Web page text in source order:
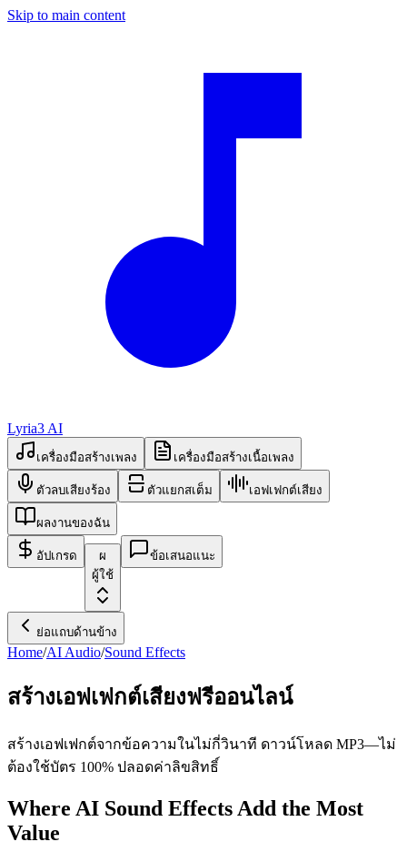
Skip to main content
Lyria3 AI
เครื่องมือสร้างเพลง เครื่องมือสร้างเนื้อเพลง
ตัวลบเสียงร้อง ตัวแยกสเต็ม เอฟเฟกต์เสียง
ผลงานของฉัน
อัปเกรด
ผ
ผู้ใช้
ข้อเสนอแนะ
ย่อแถบด้านข้าง
Home/AI Audio/Sound Effects
สร้างเอฟเฟกต์เสียงฟรีออนไลน์
สร้างเอฟเฟกต์จากข้อความในไม่กี่วินาที ดาวน์โหลด MP3—ไม่
ต้องใช้บัตร 100% ปลอดค่าลิขสิทธิ์
Where AI Sound Effects Add the Most
Value